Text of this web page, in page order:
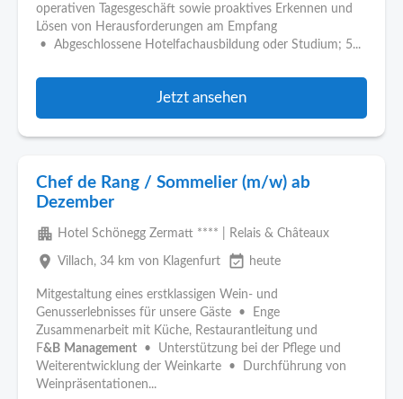
operativen Tagesgeschäft sowie proaktives Erkennen und
Lösen von Herausforderungen am Empfang
• Abgeschlossene Hotelfachausbildung oder Studium; 5...
Jetzt ansehen
Chef de Rang / Sommelier (m/w) ab
Dezember
apartment Hotel Schönegg Zermatt **** | Relais & Châteaux
place Villach, 34 km von Klagenfurt event_available heute
Mitgestaltung eines erstklassigen Wein- und
Genusserlebnisses für unsere Gäste • Enge
Zusammenarbeit mit Küche, Restaurantleitung und
F&B Management • Unterstützung bei der Pflege und
Weiterentwicklung der Weinkarte • Durchführung von
Weinpräsentationen...